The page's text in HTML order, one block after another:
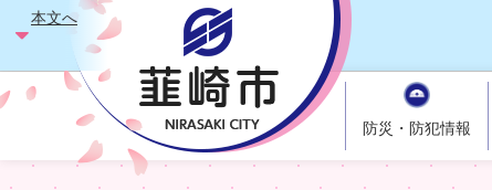
本文へ
防災・防犯情報